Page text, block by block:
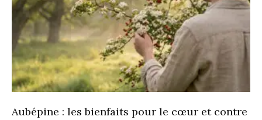
Aubépine : les bienfaits pour le cœur et contre